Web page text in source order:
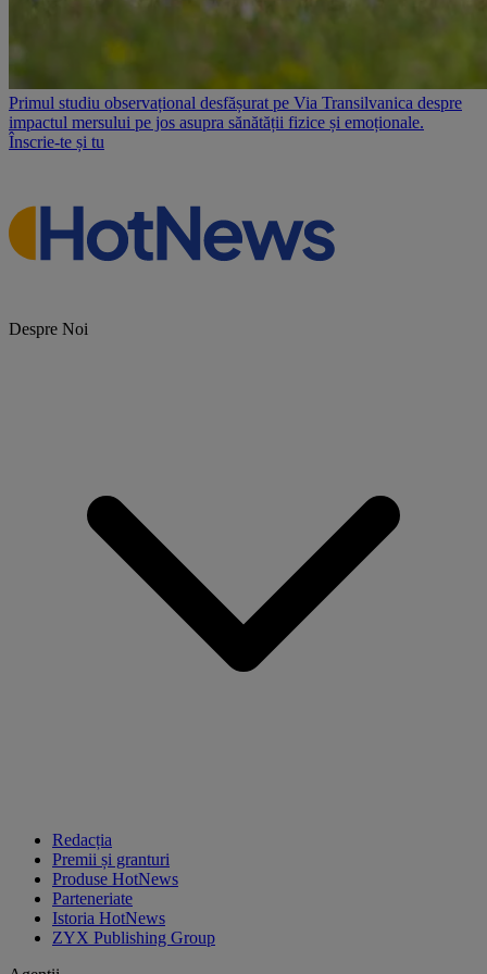
Primul studiu observațional desfășurat pe Via Transilvanica despre
impactul mersului pe jos asupra sănătății fizice și emoționale.
Înscrie-te și tu
Despre Noi
Redacția
Premii și granturi
Produse HotNews
Parteneriate
Istoria HotNews
ZYX Publishing Group